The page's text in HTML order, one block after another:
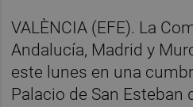
VALÈNCIA (EFE). La
Andalucía, Madrid y
este lunes en una
Palacio de San Esteban